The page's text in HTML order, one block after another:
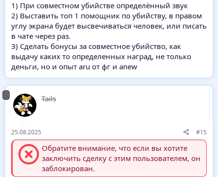
1) При совместном убийстве определённый звук
2) Выставить топ 1 помощник по убийству, в правом
углу экрана будет высвечиваться человек, или писать
в чате через раз.
3) Сделать бонусы за совместное убийство, как
выдачу каких то определенных наград, не только
деньги, но и опыт aru от фг и anew
Tails
25.08.2025 #15
Обратите внимание, что если вы хотите
заключить сделку с этим пользователем, он
заблокирован.